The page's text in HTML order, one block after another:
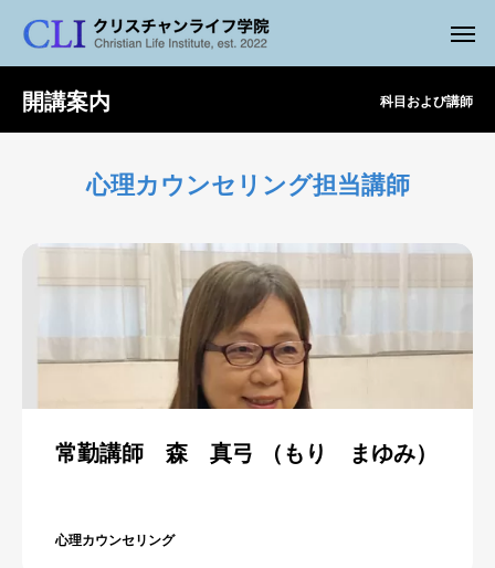
開講案内 科目および講師
心理カウンセリング担当講師
常勤講師 森 真弓 （もり まゆみ）
心理カウンセリング